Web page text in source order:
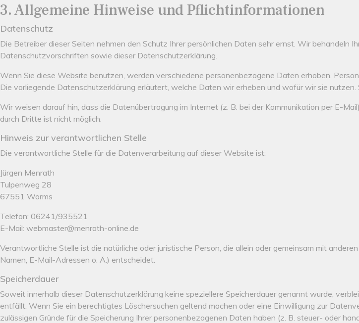
3. Allgemeine Hinweise und Pflicht­informationen
Datenschutz
Die Betreiber dieser Seiten nehmen den Schutz Ihrer persönlichen Daten sehr ernst. Wir
Datenschutzvorschriften sowie dieser Datenschutzerklärung.
Wenn Sie diese Website benutzen, werden verschiedene personenbezogene Daten erhoben.
Die vorliegende Datenschutzerklärung erläutert, welche Daten wir erheben und wofür wir sie
Wir weisen darauf hin, dass die Datenübertragung im Internet (z. B. bei der Kommunikation per E-
durch Dritte ist nicht möglich.
Hinweis zur verantwortlichen Stelle
Die verantwortliche Stelle für die Datenverarbeitung auf dieser Website ist:
Jürgen Menrath
Tulpenweg 28
67551 Worms
Telefon: 06241/935521
E-Mail: webmaster@menrath-online.de
Verantwortliche Stelle ist die natürliche oder juristische Person, die allein oder gemeinsam mit
Namen, E-Mail-Adressen o. Ä.) entscheidet.
Speicherdauer
Soweit innerhalb dieser Datenschutzerklärung keine speziellere Speicherdauer genannt wurde,
entfällt. Wenn Sie ein berechtigtes Löschersuchen geltend machen oder eine Einwilligung zur
zulässigen Gründe für die Speicherung Ihrer personenbezogenen Daten haben (z. B. steuer- oder